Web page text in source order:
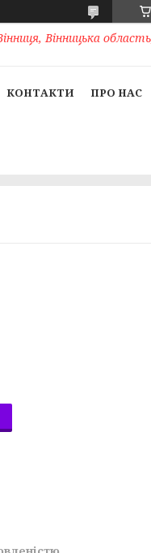
Вінницька
КОНТАКТИ ПРО НАС